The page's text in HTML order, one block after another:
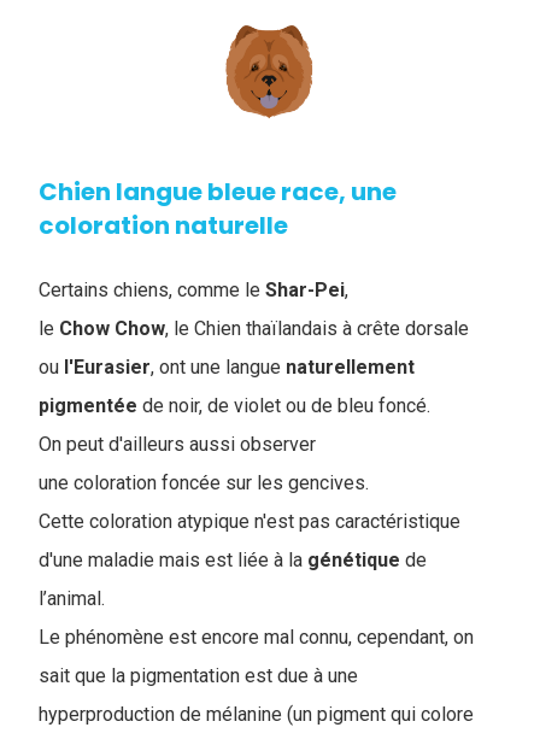
Chien langue bleue race, une
coloration naturelle
Certains chiens, comme le Shar-Pei,
le Chow Chow, le Chien thaïlandais à crête dorsale
ou l'Eurasier, ont une langue naturellement
pigmentée de noir, de violet ou de bleu foncé.
On peut d'ailleurs aussi observer
une coloration foncée sur les gencives.
Cette coloration atypique n'est pas caractéristique
d'une maladie mais est liée à la génétique de
l’animal.
Le phénomène est encore mal connu, cependant, on
sait que la pigmentation est due à une
hyperproduction de mélanine (un pigment qui colore